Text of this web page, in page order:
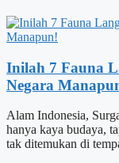
Inilah 7 Fauna
Negara
Alam Indonesia,
hanya kaya budaya,
tak ditemukan di